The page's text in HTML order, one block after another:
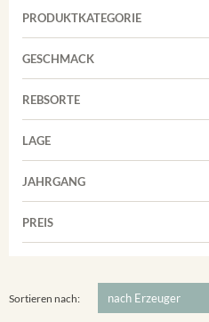
PRODUKTKATEGORIE
Cuvées
Rosé
Weißwein
GESCHMACK
Trocken
REBSORTE
Chardonnay
Grauburgunder
Riesling
LAGE
Achkarrer Schlossberg
Vorderer Winklerberg
Winklerberg Hinter Winklen
Winklerberg Winklen
JAHRGANG
PREIS
Sortieren nach: